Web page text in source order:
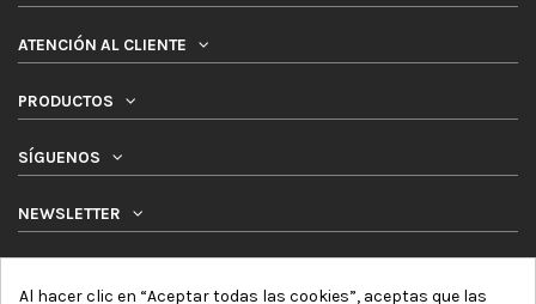
ATENCIÓN AL CLIENTE
PRODUCTOS
SÍGUENOS
NEWSLETTER
Al hacer clic en “Aceptar todas las cookies”, aceptas que las